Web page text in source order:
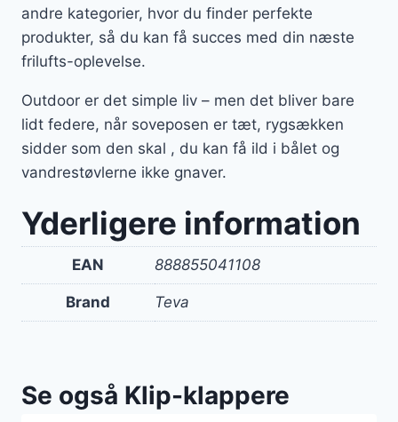
andre kategorier, hvor du finder perfekte
produkter, så du kan få succes med din næste
frilufts-oplevelse.
Outdoor er det simple liv – men det bliver bare
lidt federe, når soveposen er tæt, rygsækken
sidder som den skal , du kan få ild i bålet og
vandrestøvlerne ikke gnaver.
Yderligere information
EAN 888855041108
Brand Teva
Se også Klip-klappere